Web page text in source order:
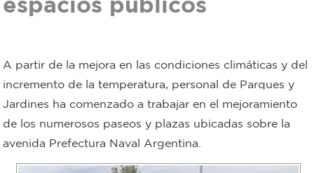
Bromatología
Rentas
Municipal
Personal
municipal
A partir de la mejora en las condiciones climáticas y del
incremento de la temperatura, personal de Parques y
Jardines ha comenzado a trabajar en el mejoramiento
de los numerosos paseos y plazas ubicadas sobre la
avenida Prefectura Naval Argentina.